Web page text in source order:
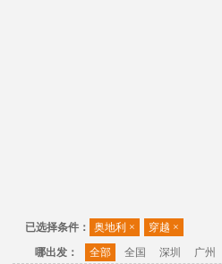
已选择条件： 奥地利 × 穿越 ×
哪出发：
全部 全国 深圳 广州